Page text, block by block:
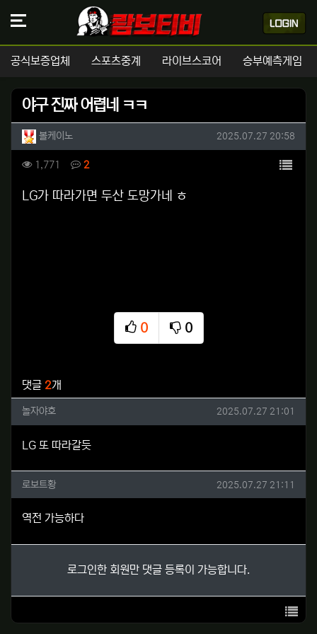
공식보증업체 스포츠중계 라이브스코어 승부예측게임
야구 진짜 어렵네 ㅋㅋ
작성자 정보
볼케이노 작성일
2025.07.27 20:58
컨텐츠 정보
1,771 조회 2댓글 목록
본문
LG가 따라가면 두산 도망가네 ㅎ
0
추천
0
비추천
댓글 2개
놀자야호님의 댓글
놀자야호 작성일
2025.07.27 21:01
LG 또 따라갈듯
로보트황님의 댓글
로보트황 작성일
2025.07.27 21:11
역전 가능하다
로그인한 회원만 댓글 등록이 가능합니다.
목록